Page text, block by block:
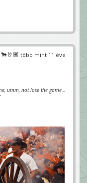
több mint 11 éve
umm, not lose the game…